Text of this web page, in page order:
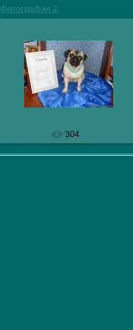
Фотография 2
29.10.2009
veresmops
304